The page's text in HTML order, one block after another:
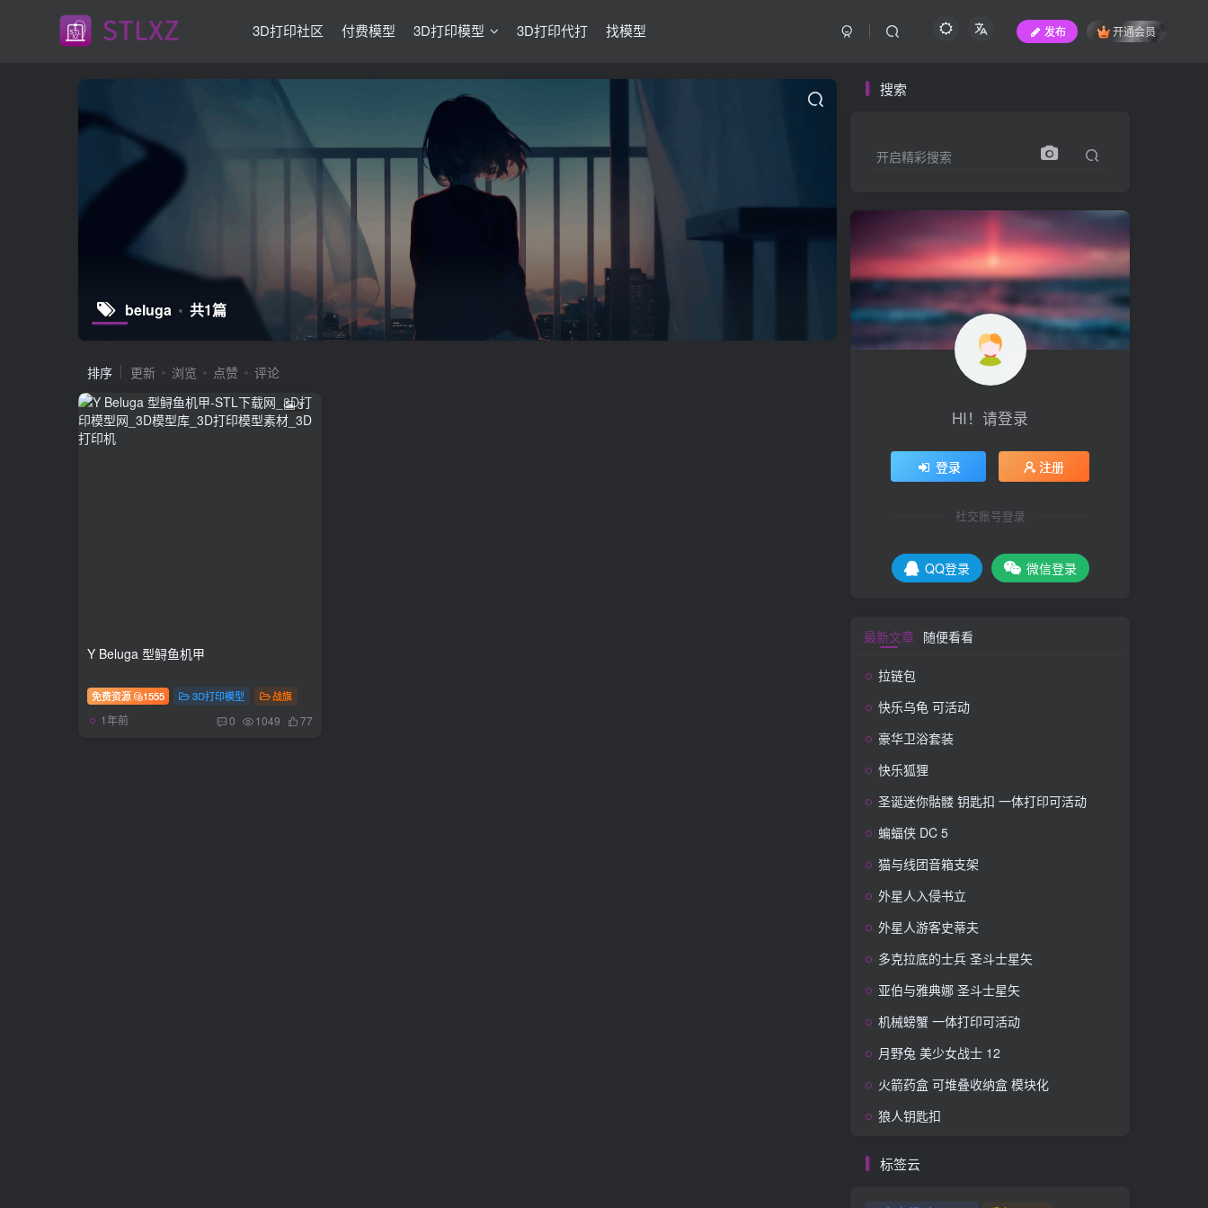
3D打印社区 付费模型 3D打印模型 3D打印代打 找模型 发布 开通会员
beluga 共1篇
排序 更新 浏览 点赞 评论
3
Y Beluga 型鲟鱼机甲
免费资源 1555 3D打印模型 战旗
1年前 0 1049 77
搜索
开启精彩搜索
HI！请登录
登录 注册
社交账号登录
QQ登录 微信登录
最新文章 随便看看
拉链包
快乐乌龟 可活动
豪华卫浴套装
快乐狐狸
圣诞迷你骷髅 钥匙扣 一体打印可活动
蝙蝠侠 DC 5
猫与线团音箱支架
外星人入侵书立
外星人游客史蒂夫
多克拉底的士兵 圣斗士星矢
亚伯与雅典娜 圣斗士星矢
机械螃蟹 一体打印可活动
月野兔 美少女战士 12
火箭药盒 可堆叠收纳盒 模块化
狼人钥匙扣
标签云